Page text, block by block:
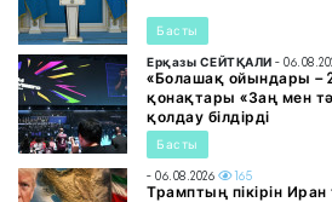
Басты
Ерқазы СЕЙТҚАЛИ -
«Болашақ ойындары –
қонақтары «Заң мен
қолдау білдірді
Басты
- 06.08.2026 165
Трамптың пікірін